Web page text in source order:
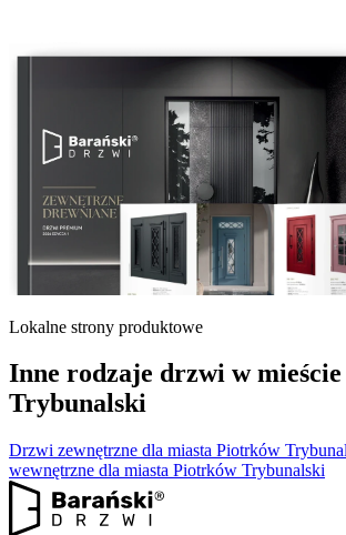
Lokalne strony produktowe
Inne rodzaje drzwi w
Trybunalski
Drzwi zewnętrzne dla miasta Piotrków
wewnętrzne dla miasta Piotrków Trybunalski